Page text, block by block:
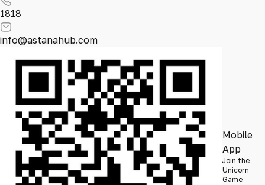
1818
info@astanahub.com
Mobile
App
Join the
Unicorn
Game